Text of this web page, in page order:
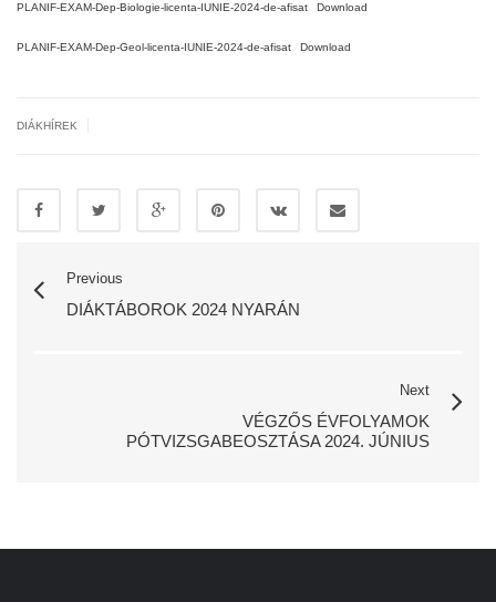
PLANIF-EXAM-Dep-Biologie-licenta-IUNIE-2024-de-afisat Download
PLANIF-EXAM-Dep-Geol-licenta-IUNIE-2024-de-afisat Download
DIÁKHÍREK
Previous
DIÁKTÁBOROK 2024 NYARÁN
Next
VÉGZŐS ÉVFOLYAMOK
PÓTVIZSGABEOSZTÁSA 2024. JÚNIUS